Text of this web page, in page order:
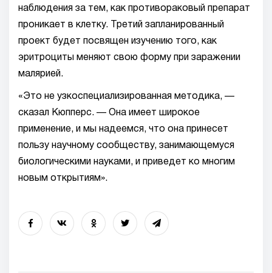
наблюдения за тем, как противораковый препарат
проникает в клетку. Третий запланированный
проект будет посвящен изучению того, как
эритроциты меняют свою форму при заражении
малярией.
«Это не узкоспециализированная методика, —
сказал Кюпперс. — Она имеет широкое
применение, и мы надеемся, что она принесет
пользу научному сообществу, занимающемуся
биологическими науками, и приведет ко многим
новым открытиям».